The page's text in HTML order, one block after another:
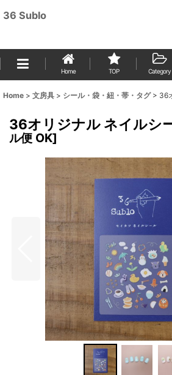
36 Sublo
Home TOP Category
Home > 文房具 > シール・袋・紐・帯・タグ > 36
36オリジナル ネイルシ
ル便 OK]